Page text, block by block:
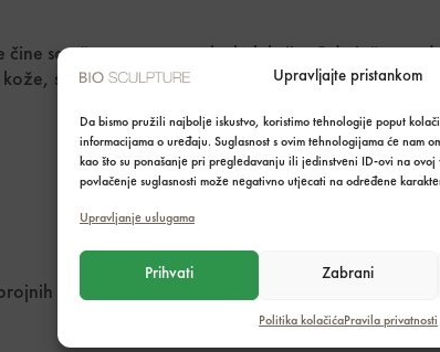
Upravljajte pristankom
Da bismo pružili najbolje iskustvo, koristimo tehnologije poput
informacijama o uređaju. Suglasnost s ovim tehnologijama će nam
kao što su ponašanje pri pregledavanju ili jedinstveni ID-ovi na
povlačenje suglasnosti može negativno utjecati na određene
Upravljanje uslugama
Prihvati Zabrani
Politika kolačićaPravila privatnosti
savršenu osnovu svake kolekcije. Od nježne
kože, svakoj sezoni i svakoj prilici.
manikura – od suptilnih i profinjenih do